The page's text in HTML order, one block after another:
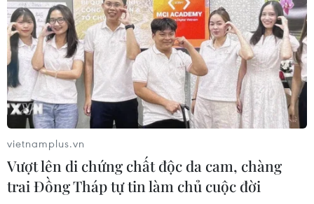
vietnamplus.vn
Vượt lên di chứng chất độc da cam, chàng
trai Đồng Tháp tự tin làm chủ cuộc đời